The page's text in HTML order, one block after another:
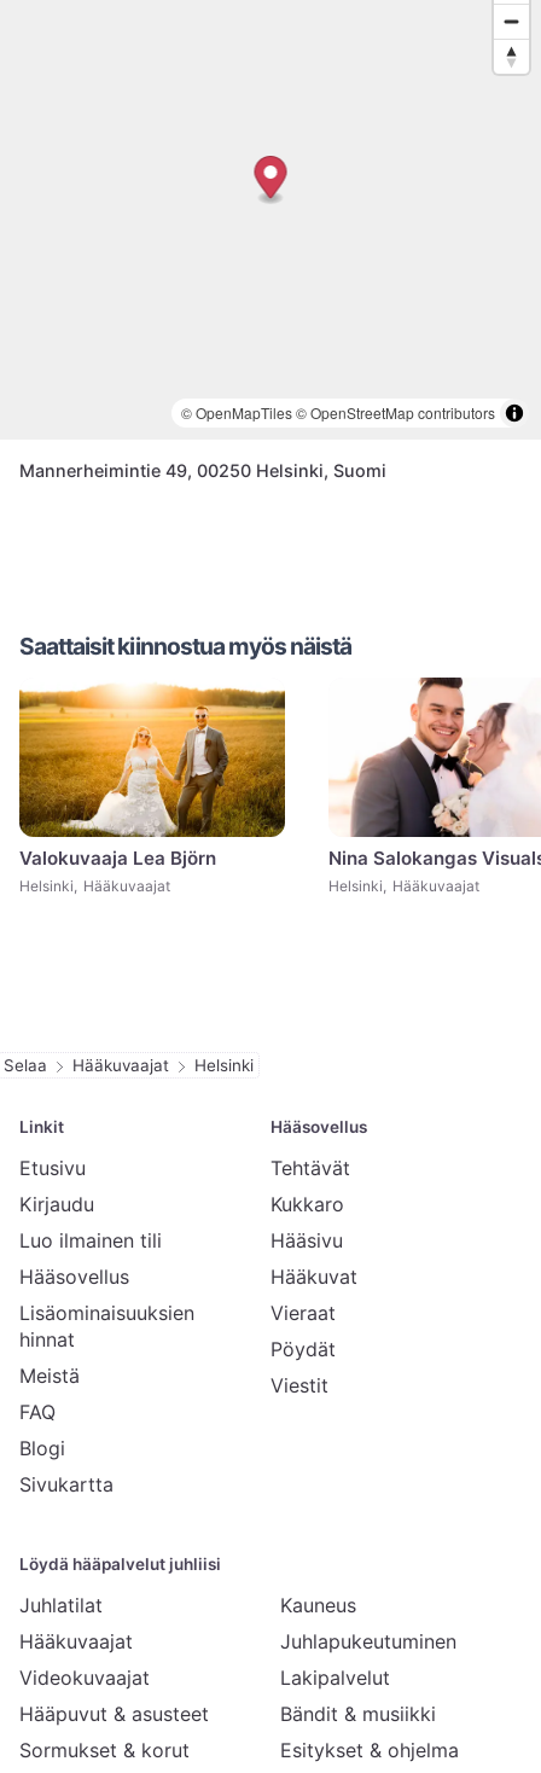
© OpenMapTiles© OpenStreetMap contributors
Mannerheimintie 49, 00250 Helsinki, Suomi
Saattaisit kiinnostua myös näistä
Valokuvaaja Lea Björn
Helsinki, Hääkuvaajat Helsinki, Hääkuvaajat
Selaa Hääkuvaajat Helsinki
Linkit
Etusivu
Kirjaudu
Luo ilmainen tili
Hääsovellus
Lisäominaisuuksien
hinnat
Meistä
FAQ
Blogi
Sivukartta
Hääsovellus
Tehtävät
Kukkaro
Hääsivu
Hääkuvat
Vieraat
Pöydät
Viestit
Löydä hääpalvelut juhliisi
Juhlatilat
Hääkuvaajat
Videokuvaajat
Hääpuvut & asusteet
Sormukset & korut
Kauneus
Juhlapukeutuminen
Lakipalvelut
Bändit & musiikki
Esitykset & ohjelma